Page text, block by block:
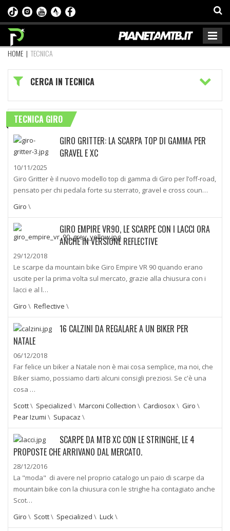
HOME | TECNICA
CERCA IN TECNICA
TECNICA GIRO
GIRO GRITTER: LA SCARPA TOP DI GAMMA PER
GRAVEL E XC
10/11/2025
Giro Gritter è il nuovo modello top di gamma di Giro per l’off-road,
pensato per chi pedala forte su sterrato, gravel e cross coun…
Giro \
GIRO EMPIRE VR90, LE SCARPE CON I LACCI ORA
ANCHE IN VERSIONE REFLECTIVE
29/12/2018
Le scarpe da mountain bike Giro Empire VR 90 quando erano
uscite per la prima volta sul mercato, grazie alla chiusura con i
lacci e al l…
Giro \ Reflective \
16 CALZINI DA REGALARE A UN BIKER PER
NATALE
06/12/2018
Far felice un biker a Natale non è mai cosa semplice, ma noi, che
Biker siamo, possiamo darti alcuni consigli preziosi. Se c'è una
cosa …
Scott\ Specialized \ Marconi Collection \ Cardiosox\ Giro \
Pear Izumi \ Supacaz \
SCARPE DA MTB XC CON LE STRINGHE, LE 4
PROPOSTE CHE ARRIVANO DAL MERCATO.
28/12/2016
La "moda" di avere nel proprio catalogo un paio di scarpe da
mountain bike con la chiusura con le strighe ha contagiato anche
Scot…
Giro \ Scott\ Specialized \ Luck \